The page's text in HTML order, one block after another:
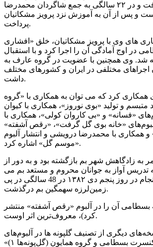
بسطامی فرا گرفت و در ۲۲ سالگی به جمع شاگردان محمدرضا
و پس از آن به آموزش نزد پرویز مشکاتیان
پرداخت.
های وی با پرویز مشکاتیان، خلق «افشاری
در اوج آمادگی آن را اجرا کرد و با استقبال
شد. وی همچنین با عضویت در گروه عارف به
مختلفی در ایران و کشورهای مختلف
داشت.
همکاری کرد که می توان به همکاری با «گروه
و تولید «بوی نوروز»، همکاری با کیوان
«فسانه» و «بی کاروان کولی»، همکاری با
«خانه بوی گل گرفت»، «رقص آشفته»
همکاری با محمدرضا درویشی و انتشار آلبوم
«موسم گل» اشاره کرد.
به زادگاهش شهر بم بازگشته بود و به دور از
تدریس آواز به جوانان محروم و مستعد بم می
پرداخت. سرانجام در روز پنجم دی ۱۳۸۲ در 48 سالگی در پی
زمین‌لرزه سهمگین بم درگذشت.
بسطامی آن را در آلبوم «رقص آشفته» منتشر
کرد)، معروف‌ترین اثر اوست.
دیگری از تصنیف گلپونه ها در آلبوم‌های
«حال آشفته» و «کنسرت بسطامی و گروه همایون (گل‌پونه‌ها ۱)»